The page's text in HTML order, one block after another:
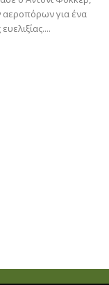
για ένα